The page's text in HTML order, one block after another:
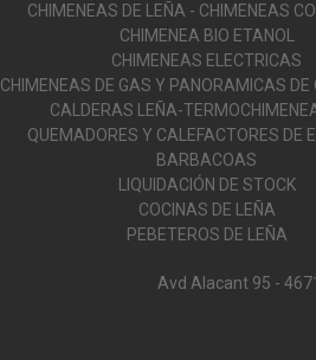
CHIMENEAS DE LEÑA - CHIMENEAS
CHIMENEA BIO ETANOL
CHIMENEAS ELECTRICAS
CHIMENEAS DE GAS Y PANORAMICAS DE
CALDERAS LEÑA-
QUEMADORES Y CALEFACTORES DE
BARBACOAS
LIQUIDACIÓN DE STOCK
COCINAS DE LEÑA
PEBETEROS DE LEÑA
Avd Alacant 95 -